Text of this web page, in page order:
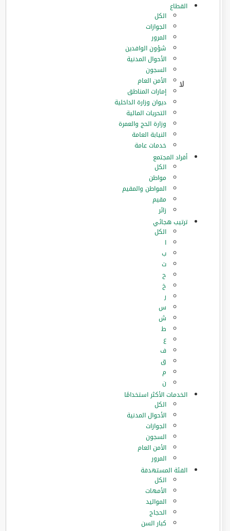
القطاع
الكل
الجوازات
المرور
‏شؤون الوافدين
الأحوال المدنية
السجون
الأمن العام
إمارات المناطق
ديوان وزارة الداخلية
التحريات المالية
وزارة الحج والعمرة
النيابة العامة
خدمات عامة
أفراد المجتمع
الكل
مواطن
المواطن والمقيم
مقيم
زائر
ترتيب هجائي
الكل
ا
ب
ت
ح
خ
ر
س
ش
ط
ع
ف
ق
م
ن
الخدمات الأكثر استخدامًا
الكل
الأحوال المدنية
الجوازات
السجون
الأمن العام
المرور
الفئة المستهدفة
الكل
الأمهات
المواليد
الحجاج
كبار السن